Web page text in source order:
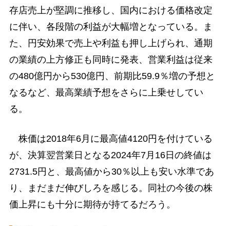
存店売上が堅調に推移し、国内における価格改定
に伴い、各段階の利益が大幅増となっている。ま
た、円安効果で売上や利益も押し上げられ、通期
の業績の上方修正も同時に発表、営業利益は従来
の480億円から530億円、前期比59.9％増の予想と
なるなど、最高業績予想をさらに上乗せしてい
る。
株価は2018年6月に最高値4120円を付けている
が、決算翌営業日となる2024年7月16日の終値は
2731.5円と、最高値から30％以上も安い水準であ
り、まだまだ伸びしろを感じる。同社の今後の株
価上昇にも十分に期待が持てるだろう。